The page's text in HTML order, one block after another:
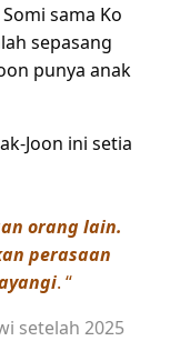
sama Ko
sepasang
punya anak
Joon ini setia
orang lain.
perasaan
. “
setelah 2025